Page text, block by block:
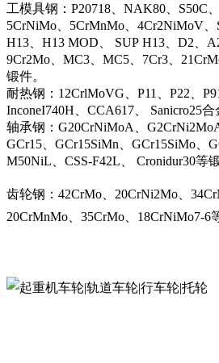
工模具钢：P20718、NAK80、S50C
5CrNiMo、5CrMnMo、4Cr2NiMoV、
H13、H13 MOD、 SUP H13、D2、
9Cr2Mo、MC3、MC5、7Cr3、
锻件。
耐热钢：12CrlMoVG、P11、P22、
InconeI740H、CCA617、 Sanicro25合
轴承钢：G20CrNiMoA、
GCr15、GCr15SiMn、GCr15SiMo、
M50NiL、CSS-F42L、 Cronidur30等锻
齿轮钢：42CrMo、20CrNi2Mo、
20CrMnMo、35CrMo、18CrNiMo7-6